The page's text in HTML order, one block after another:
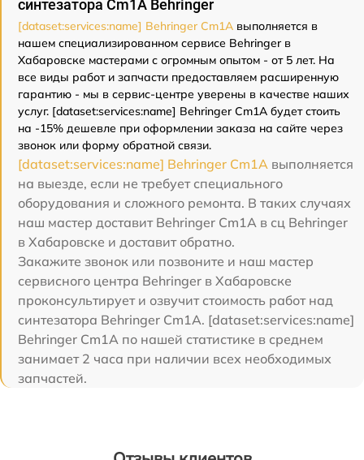
синтезатора Cm1A Behringer
[dataset:services:name] Behringer Cm1A выполняется в
нашем специализированном сервисе Behringer в
Хабаровске мастерами с огромным опытом - от 5 лет. На
все виды работ и запчасти предоставляем расширенную
гарантию - мы в сервис-центре уверены в качестве наших
услуг. [dataset:services:name] Behringer Cm1A будет стоить
на -15% дешевле при оформлении заказа на сайте через
звонок или форму обратной связи.
[dataset:services:name] Behringer Cm1A выполняется
на выезде, если не требует специального
оборудования и сложного ремонта. В таких случаях
наш мастер доставит Behringer Cm1A в сц Behringer
в Хабаровске и доставит обратно.
Закажите звонок или позвоните и наш мастер
сервисного центра Behringer в Хабаровске
проконсультирует и озвучит стоимость работ над
синтезатора Behringer Cm1A. [dataset:services:name]
Behringer Cm1A по нашей статистике в среднем
занимает 2 часа при наличии всех необходимых
запчастей.